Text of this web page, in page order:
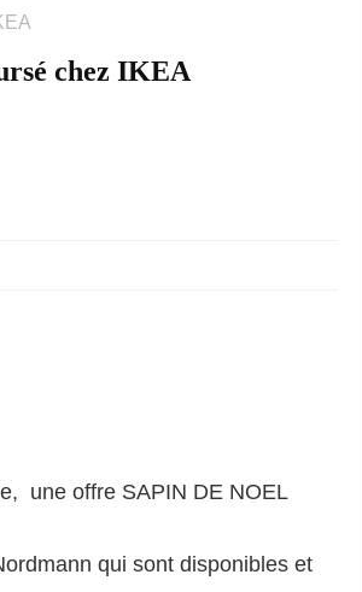
chez IKEA
une offre SAPIN DE NOEL
qui sont disponibles et